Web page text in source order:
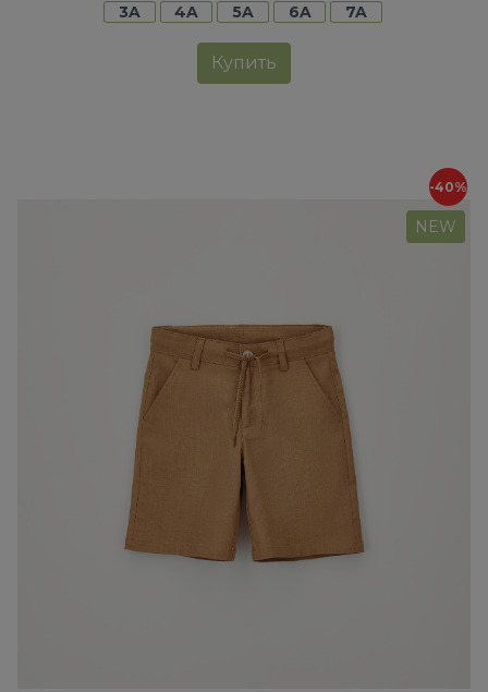
3A
4A 5A 6A 7A
Купить
-40%
NEW